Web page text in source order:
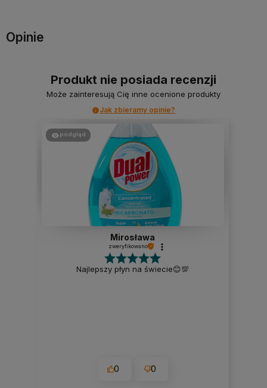
Opinie
Produkt nie posiada recenzji
Może zainteresują Cię inne ocenione produkty
Jak zbieramy opinie?
podgląd
Mirosława
zweryfikowano
Najlepszy płyn na świecie😊💯
0 0